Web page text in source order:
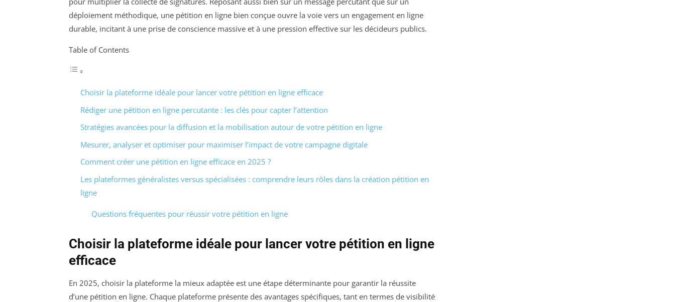
déploiement méthodique, une pétition en ligne bien conçue ouvre la voie vers un engagement en ligne
durable, incitant à une prise de conscience massive et à une pression effective sur les décideurs publics.
Table of Contents
Choisir la plateforme idéale pour lancer votre pétition en ligne efficace
Rédiger une pétition en ligne percutante : les clés pour capter l’attention
Stratégies avancées pour la diffusion et la mobilisation autour de votre pétition en ligne
Mesurer, analyser et optimiser pour maximiser l’impact de votre campagne digitale
Comment créer une pétition en ligne efficace en 2025 ?
Les plateformes généralistes versus spécialisées : comprendre leurs rôles dans la création pétition en
ligne
Questions fréquentes pour réussir votre pétition en ligne
Choisir la plateforme idéale pour lancer votre pétition en ligne
efficace
En 2025, choisir la plateforme la mieux adaptée est une étape déterminante pour garantir la réussite
d’une pétition en ligne. Chaque plateforme présente des avantages spécifiques, tant en termes de visibilité